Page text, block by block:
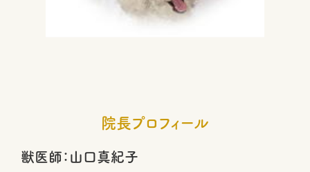
院長プロフィール
獣医師：山口真紀子